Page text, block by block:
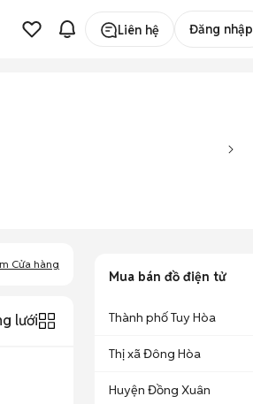
Liên hệ Đăng nhập
Cửa hàng
lưới
Mua bán đồ điện tử
Thành phố Tuy Hòa
Thị xã Đông Hòa
Huyện Đồng Xuân